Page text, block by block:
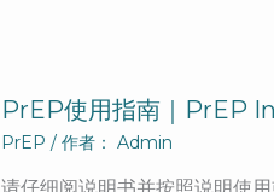
PrEP使用指南｜PrEP
PrEP / 作者： Admin